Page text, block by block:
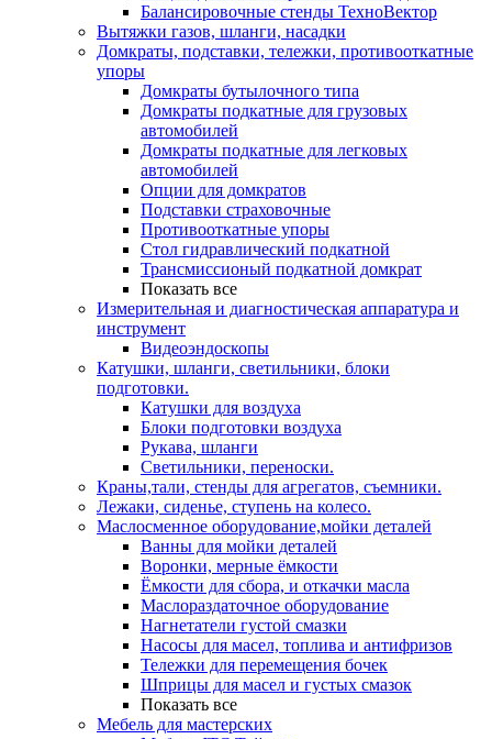
Балансировочные стенды ТехноВектор
Вытяжки газов, шланги, насадки
Домкраты, подставки, тележки, противооткатные
упоры
Домкраты бутылочного типа
Домкраты подкатные для грузовых
автомобилей
Домкраты подкатные для легковых
автомобилей
Опции для домкратов
Подставки страховочные
Противооткатные упоры
Стол гидравлический подкатной
Трансмиссионый подкатной домкрат
Показать все
Измерительная и диагностическая аппаратура и
инструмент
Видеоэндоскопы
Катушки, шланги, светильники, блоки
подготовки.
Катушки для воздуха
Блоки подготовки воздуха
Рукава, шланги
Светильники, переноски.
Краны,тали, стенды для агрегатов, съемники.
Лежаки, сиденье, ступень на колесо.
Маслосменное оборудование,мойки деталей
Ванны для мойки деталей
Воронки, мерные ёмкости
Ёмкости для сбора, и откачки масла
Маслораздаточное оборудование
Нагнетатели густой смазки
Насосы для масел, топлива и антифризов
Тележки для перемещения бочек
Шприцы для масел и густых смазок
Показать все
Мебель для мастерских